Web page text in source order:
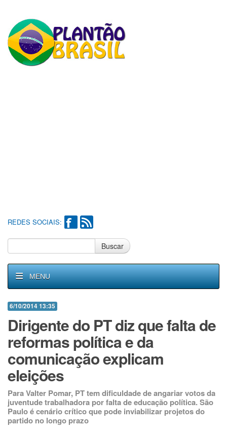
REDES SOCIAIS:
Buscar
MENU
6/10/2014 13:35
Dirigente do PT diz que falta de
reformas política e da
comunicação explicam
eleições
Para Valter Pomar, PT tem dificuldade de angariar votos da
juventude trabalhadora por falta de educação política. São
Paulo é cenário crítico que pode inviabilizar projetos do
partido no longo prazo